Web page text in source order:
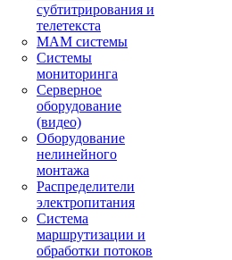
субтитрирования и
телетекста
MAM системы
Системы
мониторинга
Серверное
оборудование
(видео)
Оборудование
нелинейного
монтажа
Распределители
электропитания
Система
маршрутизации и
обработки потоков